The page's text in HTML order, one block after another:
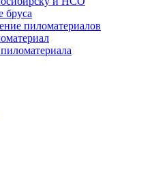
бруса
пиломатериалов